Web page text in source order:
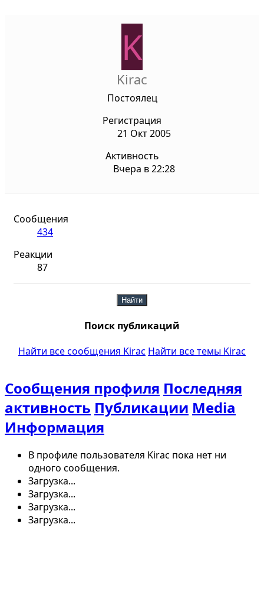
K
Kirac
Постоялец
Регистрация
21 Окт 2005
Активность
Вчера в 22:28
Сообщения
434
Реакции
87
Найти
Поиск публикаций
Найти все сообщения Kirac Найти все темы Kirac
Сообщения профиля Последняя
активность Публикации Media
Информация
В профиле пользователя Kirac пока нет ни
одного сообщения.
Загрузка...
Загрузка...
Загрузка...
Загрузка...